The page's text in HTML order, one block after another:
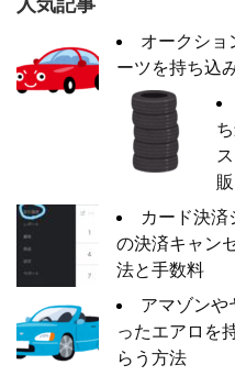
人気記事
オークショ
ーツを持ち込
カード決済
の決済キャン
法と手数料
アマゾンや
ったエアロを
らう方法